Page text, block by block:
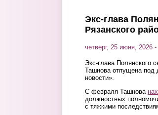
Экс-глава
Рязанского
четверг, 25 июня, 2026
Экс-глава Полянского
Ташнова отпущена под
новости».
С февраля Ташнова
должностных
с тяжкими